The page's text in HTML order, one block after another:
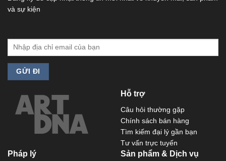
và sự kiện
Hỗ trợ
Câu hỏi thường gặp
Chính sách bán hàng
Tìm kiếm đại lý gần bạn
Tư vấn trực tuyến
Pháp lý Sản phẩm & Dịch vụ